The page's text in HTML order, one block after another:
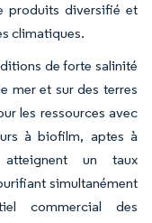
produits diversifié et
climatiques.
de forte salinité
mer et sur des terres
les ressources avec
à biofilm, aptes à
un taux
simultanément
commercial des